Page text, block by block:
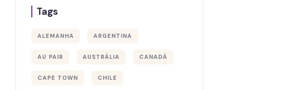
Tags
ALEMANHA ARGENTINA
AU PAIR AUSTRÁLIA CANADÁ
CAPE TOWN CHILE